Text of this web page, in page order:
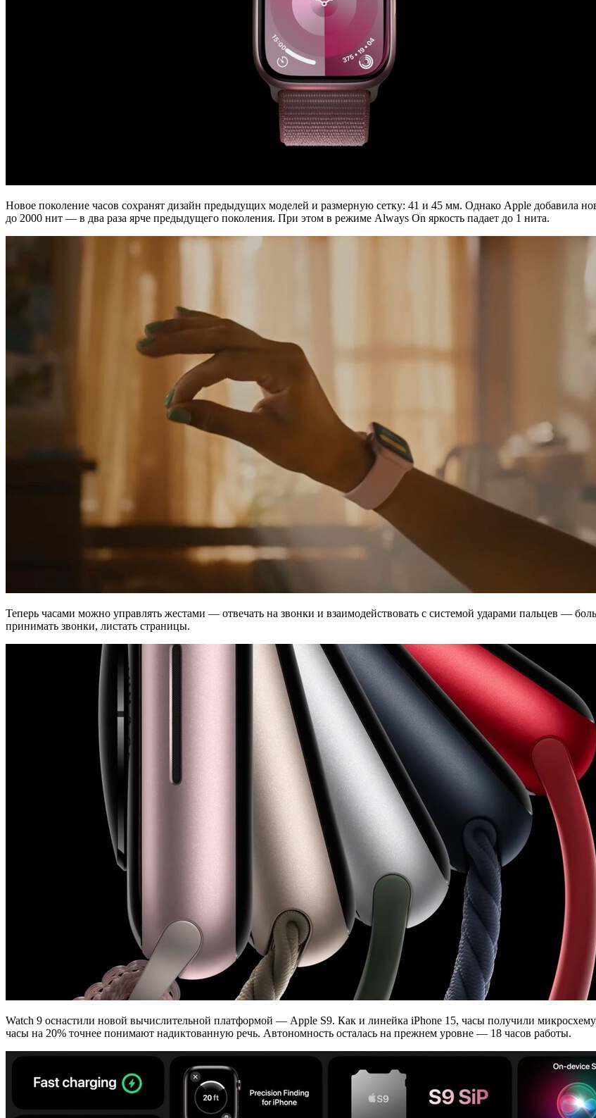
Новое поколение часов сохранят дизайн предыдущих моделей и размерную сетку: 41 и 45 мм. Однако Apple добавила
до 2000 нит — в два раза ярче предыдущего поколения. При этом в режиме Always On яркость падает до 1 нита.
Теперь часами можно управлять жестами — отвечать на звонки и взаимодействовать с системой ударами пальцев —
принимать звонки, листать страницы.
Watch 9 оснастили новой вычислительной платформой — Apple S9. Как и линейка iPhone 15, часы получили
часы на 20% точнее понимают надиктованную речь. Автономность осталась на прежнем уровне — 18 часов работы.